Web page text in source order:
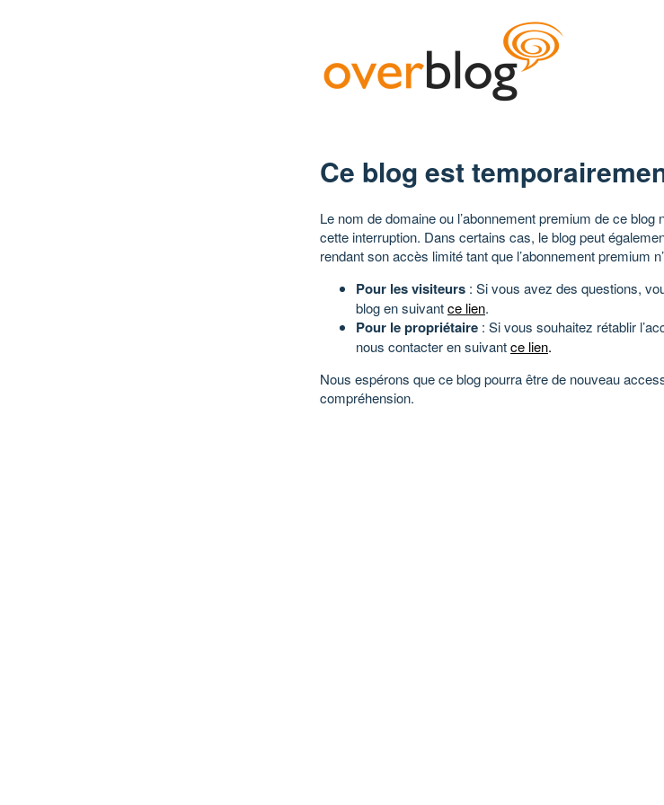
Ce blog est
Le nom de domaine ou l’abonnement premium de ce blog
cette interruption. Dans certains cas, le blog peut
rendant son accès limité tant que l’abonnement premium
Pour les visiteurs : Si vous avez des questions,
blog en suivantce lien.
Pour le propriétaire : Si vous souhaitez rétablir
nous contacter en suivantce lien.
Nous espérons que ce blog pourra être de nouveau
compréhension.